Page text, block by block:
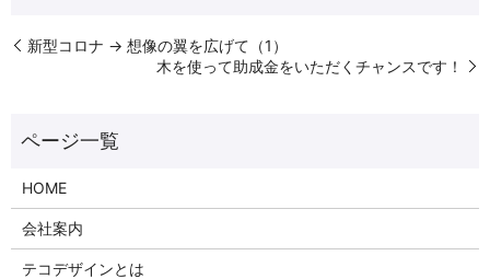
新型コロナ → 想像の翼を広げて（1）
木を使って助成金をいただくチャンスです！
HOME
会社案内
テコデザインとは